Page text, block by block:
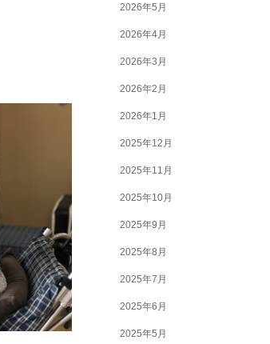
2026年5月
2026年4月
2026年3月
2026年2月
2026年1月
2025年12月
2025年11月
2025年10月
2025年9月
2025年8月
2025年7月
2025年6月
2025年5月